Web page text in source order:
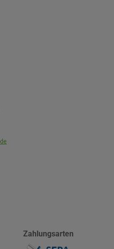
Zahlungsarten